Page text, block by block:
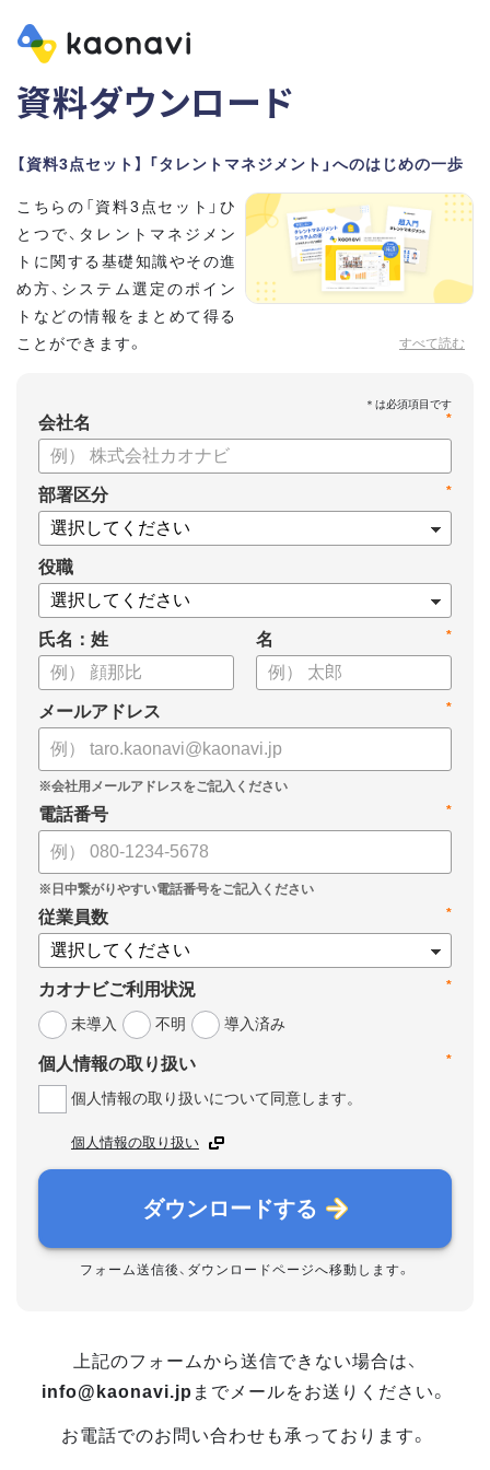
資料ダウンロード
【資料3点セット】 「タレントマネジメント」へのはじめの一歩
すべて読む
こちらの「資料3点セット」ひ
とつで、タレントマネジメン
トに関する基礎知識やその進
め方、システム選定のポイン
トなどの情報をまとめて得る
ことができます。
【資料セット内容】
・超入門タレントマネジメント
・タレントマネジメントシステムの選び方
・タレントマネジメントシステム「カオナビ」の説明資料
*
会社名
*
部署区分
役職
氏名：姓 *
名
*
メールアドレス
*
電話番号
*
従業員数
*
カオナビご利用状況
未導入
不明 導入済み
*
個人情報の取り扱い
個人情報の取り扱いについて同意します。
個人情報の取り扱い
ダウンロードする
フォーム送信後、ダウンロードページへ移動します。
上記のフォームから送信できない場合は、
info@kaonavi.jp までメールをお送りください。
お電話でのお問い合わせも承っております。